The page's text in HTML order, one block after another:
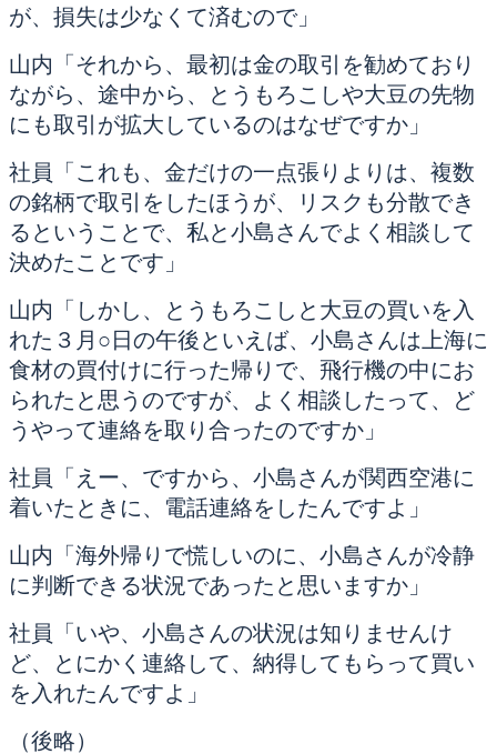
が、損失は少なくて済むので」
山内「それから、最初は金の取引を勧めており
ながら、途中から、とうもろこしや大豆の先物
にも取引が拡大しているのはなぜですか」
社員「これも、金だけの一点張りよりは、複数
の銘柄で取引をしたほうが、リスクも分散でき
るということで、私と小島さんでよく相談して
決めたことです」
山内「しかし、とうもろこしと大豆の買いを入
れた３月○日の午後といえば、小島さんは上海に
食材の買付けに行った帰りで、飛行機の中にお
られたと思うのですが、よく相談したって、ど
うやって連絡を取り合ったのですか」
社員「えー、ですから、小島さんが関西空港に
着いたときに、電話連絡をしたんですよ」
山内「海外帰りで慌しいのに、小島さんが冷静
に判断できる状況であったと思いますか」
社員「いや、小島さんの状況は知りませんけ
ど、とにかく連絡して、納得してもらって買い
を入れたんですよ」
（後略）